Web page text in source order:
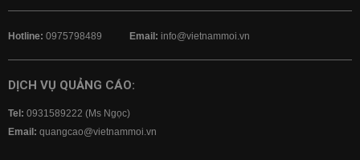
Hotline: 0975798489 Email: info@vietnammoi.vn
DỊCH VỤ QUẢNG CÁO:
Tel: 0931589222 (Ms Ngọc)
Email: quangcao@vietnammoi.vn